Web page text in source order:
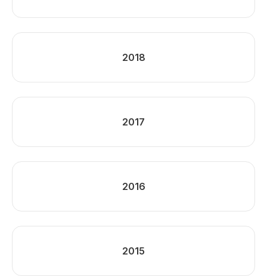
2018
2017
2016
2015